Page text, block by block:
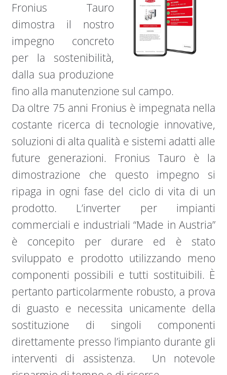
Fronius Tauro
dimostra il nostro
impegno concreto
per la sostenibilità,
dalla sua produzione
fino alla manutenzione sul campo.
Da oltre 75 anni Fronius è impegnata nella
costante ricerca di tecnologie innovative,
soluzioni di alta qualità e sistemi adatti alle
future generazioni. Fronius Tauro è la
dimostrazione che questo impegno si
ripaga in ogni fase del ciclo di vita di un
prodotto. L’inverter per impianti
commerciali e industriali “Made in Austria”
è concepito per durare ed è stato
sviluppato e prodotto utilizzando meno
componenti possibili e tutti sostituibili. È
pertanto particolarmente robusto, a prova
di guasto e necessita unicamente della
sostituzione di singoli componenti
direttamente presso l’impianto durante gli
interventi di assistenza. Un notevole